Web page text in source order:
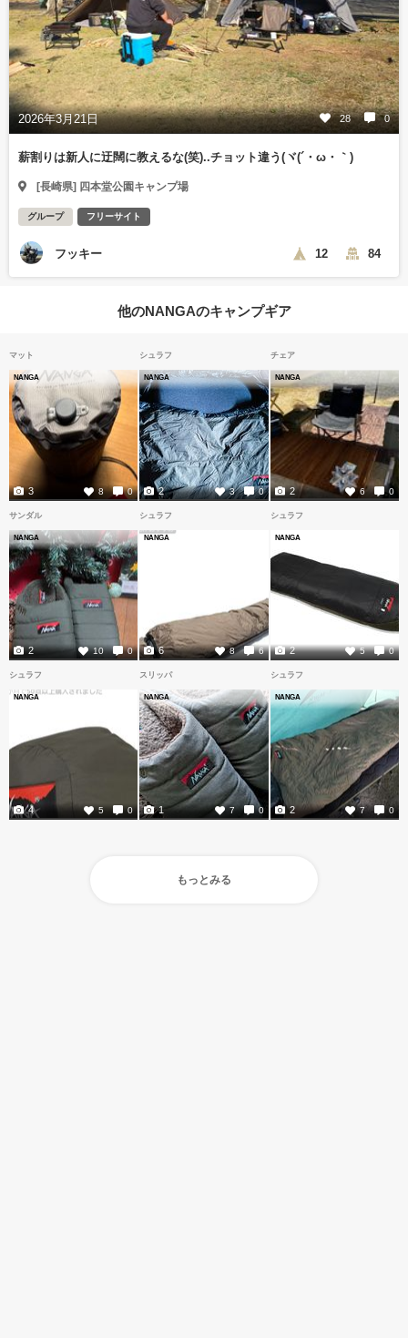
2026年3月21日 28 0
薪割りは新人に迂闊に教えるな(笑)..チョット違う(ヾ(´・ω・｀)
[長崎県] 四本堂公園キャンプ場
グループ フリーサイト
フッキー 12 84
他のNANGAのキャンプギア
マット
NANGA
8 0
3
シュラフ
NANGA
3 0
2
チェア
NANGA
6 0
2
サンダル
NANGA
10 0
2
シュラフ
NANGA
8 6
6
シュラフ
NANGA
5 0
2
シュラフ
NANGA
5 0
4
スリッパ
NANGA
7 0
1
シュラフ
NANGA
7 0
2
もっとみる